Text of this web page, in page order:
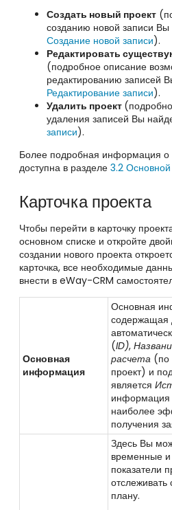
Создать новый проект
созданию новой записи Вы
Создание новой записи).
Редактировать
(подробное описание
редактированию записей
Редактирование записи).
Удалить проект
удаления записей Вы
записи).
Более подробная информация о
доступна в разделе 3.2 Основной
Карточка проекта
Чтобы перейти в карточку
основном списке и откройте
создании нового проекта
карточка, все необходимые
внести в eWay-CRM
Основная
информация
Основная
содержащая
(ID),
расчета (по
проект) и
является
информация
наиболее
получения
Здесь Вы
временные
показатели
отслеживать
плану.